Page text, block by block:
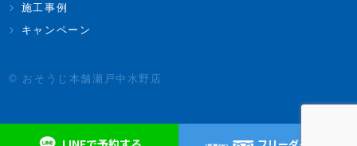
施工事例
キャンペーン
© おそうじ本舗瀬戸中水野店